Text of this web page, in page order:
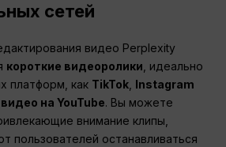
сетей
видео Perplexity
короткие видеоролики, идеально
платформ, как TikTok, Instagram
на YouTube. Вы можете
внимание клипы,
пользователей останавливаться